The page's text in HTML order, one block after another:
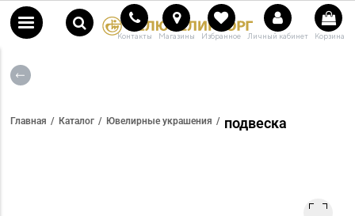
Контакты Магазины Избранное Личный кабинет Корзина
Главная Каталог Ювелирные украшения подвеска